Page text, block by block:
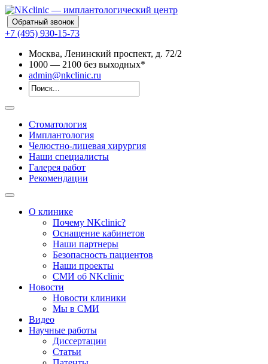
Обратный звонок
+7 (495) 930-15-73
Москва, Ленинский проспект, д. 72/2
1000 — 2100 без выходных*
admin@nkclinic.ru
Стоматология
Имплантология
Челюстно-лицевая хирургия
Наши специалисты
Галерея работ
Рекомендации
О клинике
Почему NKclinic?
Оснащение кабинетов
Наши партнеры
Безопасность пациентов
Наши проекты
СМИ об NKclinic
Новости
Новости клиники
Мы в СМИ
Видео
Научные работы
Диссертации
Статьи